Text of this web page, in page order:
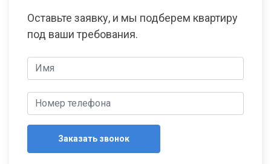
Оставьте заявку, и мы подберем квартиру
под ваши требования.
Заказать звонок